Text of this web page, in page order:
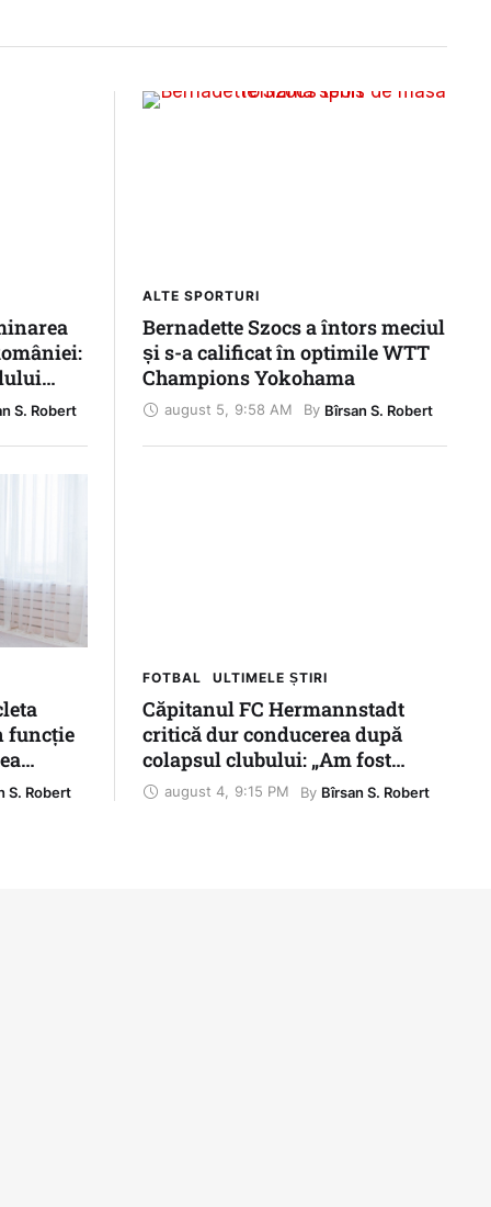
și
S. Robert
ALTE SPORTURI
Bernadette Szocs a întors meciul
și s-a calificat în optimile WTT
Champions Yokohama
august 5 9:58 AM By Bîrsan S. Robert
funcție
S. Robert
FOTBAL ULTIMELE ȘTIRI
Căpitanul FC Hermannstadt
critică dur conducerea după
colapsul clubului: „Am fost
abandonați și nimeni nu ne-a
august 4, 9:15 PM By Bîrsan S. Robert